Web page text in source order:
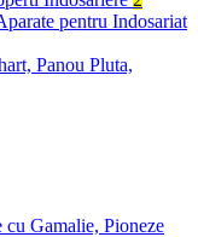
pentru Indosariat
Panou Pluta,